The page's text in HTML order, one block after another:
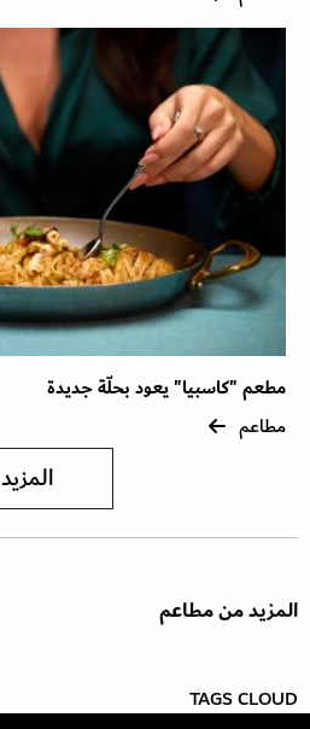
مطعم "كاسبيا" يعود بحلّة جديدة
مطاعم
المزيد
المزيد من مطاعم
TAGS CLOUD